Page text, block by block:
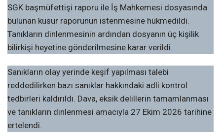
SGK başmüfettişi raporu ile İş Mahkemesi dosyasında
bulunan kusur raporunun istenmesine hükmedildi.
Tanıkların dinlenmesinin ardından dosyanın üç kişilik
bilirkişi heyetine gönderilmesine karar verildi.
Sanıkların olay yerinde keşif yapılması talebi
reddedilirken bazı sanıklar hakkındaki adli kontrol
tedbirleri kaldırıldı. Dava, eksik delillerin tamamlanması
ve tanıkların dinlenmesi amacıyla 27 Ekim 2026 tarihine
ertelendi.